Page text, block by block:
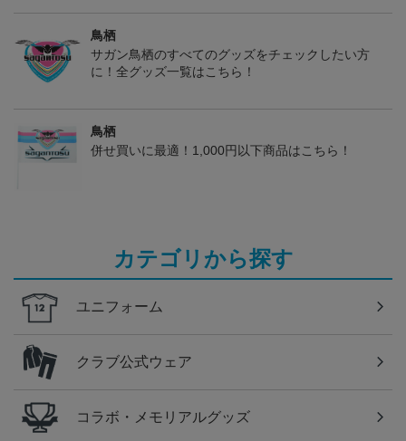
鳥栖
サガン鳥栖のすべてのグッズをチェックしたい方
に！全グッズ一覧はこちら！
鳥栖
併せ買いに最適！1,000円以下商品はこちら！
カテゴリから探す
ユニフォーム
クラブ公式ウェア
コラボ・メモリアルグッズ